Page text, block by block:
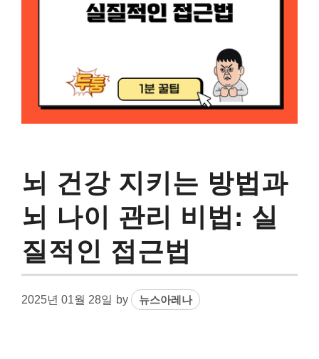
뇌 건강 지키는 방법과
뇌 나이 관리 비법: 실
질적인 접근법
2025년 01월 28일 by 뉴스아레나